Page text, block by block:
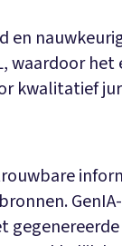
en
waardoor
kwalitatief